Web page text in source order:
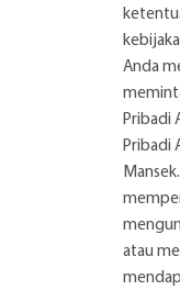
Anda
Pribadi
Pribadi
atau